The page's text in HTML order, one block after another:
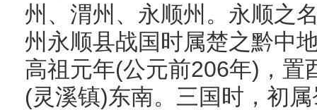
州、渭州、永顺州。永顺之
州永顺县战国时属楚之黔中
高祖元年(公元前206年)，置
(灵溪镇)东南。三国时，初